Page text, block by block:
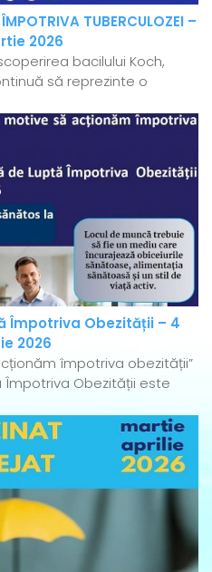
TUBERCULOZEI –
2026
bacilului Koch,
să reprezinte o
Împotriva Obezității – 4
2026
împotriva obezității”
Împotriva Obezității este